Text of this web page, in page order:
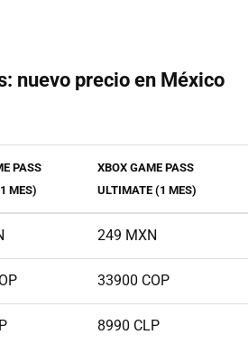
nuevo precio en México
PASS
MES)
XBOX GAME PASS
ULTIMATE (1 MES)
249 MXN
33900 COP
8990 CLP